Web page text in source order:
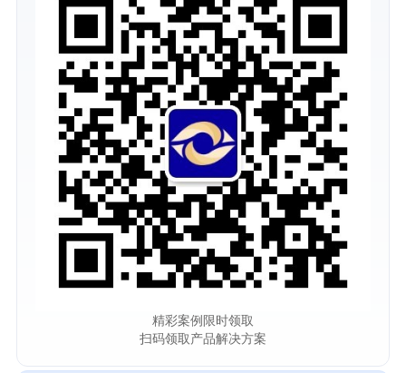
精彩案例限时领取
扫码领取产品解决方案